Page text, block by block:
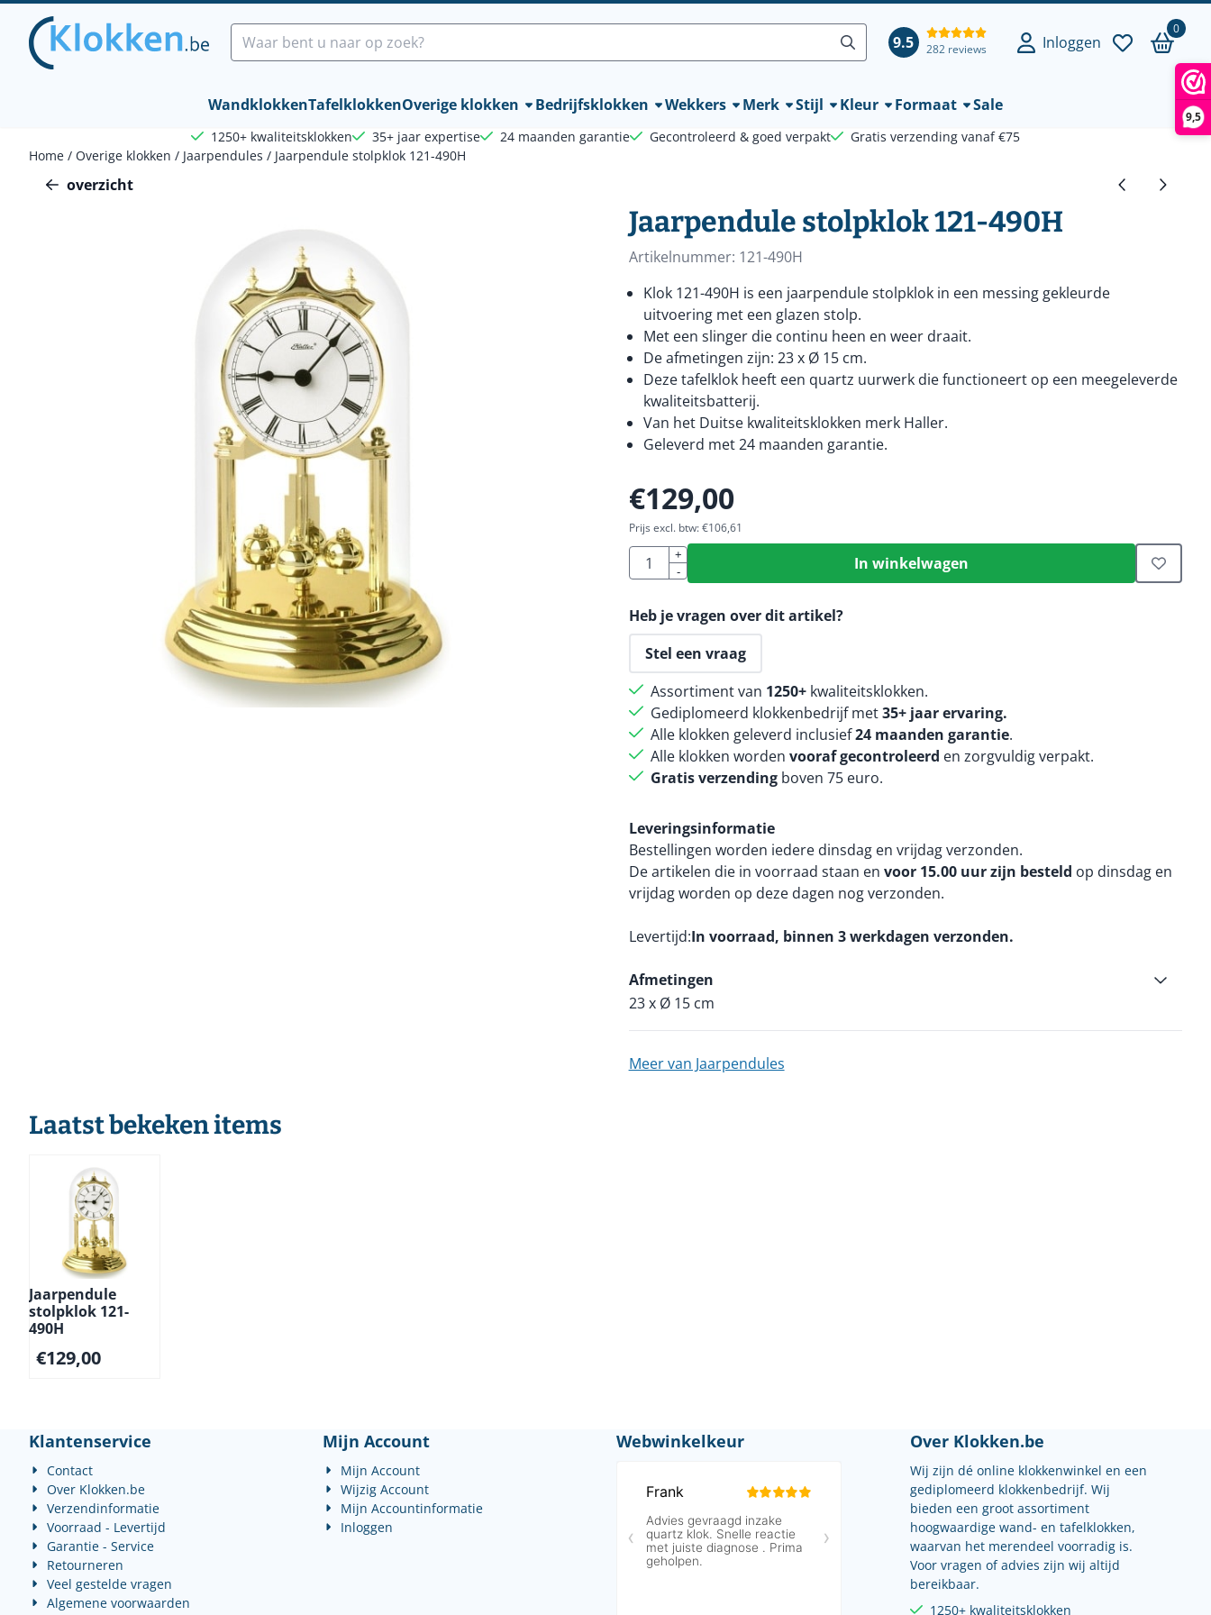
9,5
Cookievoorkeuren zijn beschikbaar. Kies instellingen of sta alle cookies toe.
Zoeken
9.5 282 reviews Inloggen
0
WandklokkenTafelklokkenOverige klokken Bedrijfsklokken Wekkers Merk Stijl Kleur Formaat Sale
1250+ kwaliteitsklokken 35+ jaar expertise 24 maanden garantie Gecontroleerd & goed verpakt
Gratis verzending vanaf €75
Home / Overige klokken / Jaarpendules / Jaarpendule stolpklok 121-490H
overzicht
Jaarpendule stolpklok 121-490H
Artikelnummer: 121-490H
Klok 121-490H is een jaarpendule stolpklok in een messing gekleurde
uitvoering met een glazen stolp.
Met een slinger die continu heen en weer draait.
De afmetingen zijn: 23 x Ø 15 cm.
Deze tafelklok heeft een quartz uurwerk die functioneert op een meegeleverde
kwaliteitsbatterij.
Van het Duitse kwaliteitsklokken merk Haller.
Geleverd met 24 maanden garantie.
€129,00
Prijs excl. btw: €106,61
Aantal
+
-
In winkelwagen
Heb je vragen over dit artikel?
Stel een vraag
Assortiment van 1250+kwaliteitsklokken.
Gediplomeerd klokkenbedrijf met35+ jaar ervaring.
Alle klokken geleverd inclusief24 maanden garantie.
Alle klokken worden vooraf gecontroleerd en zorgvuldig verpakt.
Gratis verzendingboven 75 euro.
Leveringsinformatie
Bestellingen worden iedere dinsdag en vrijdag verzonden.
De artikelen die in voorraad staan en voor 15.00 uur zijn besteld op dinsdag en
vrijdag worden op deze dagen nog verzonden.
Levertijd In voorraad, binnen 3 werkdagen verzonden.
Afmetingen
23 x Ø 15 cm
Meer van Jaarpendules
Laatst bekeken items
Jaarpendule
stolpklok 121-
490H
€129,00
Klantenservice
Contact
Over Klokken.be
Verzendinformatie
Voorraad - Levertijd
Garantie - Service
Retourneren
Veel gestelde vragen
Algemene voorwaarden
Mijn Account
Mijn Account
Wijzig Account
Mijn Accountinformatie
Inloggen
Webwinkelkeur Over Klokken.be
Wij zijn dé online klokkenwinkel en een
gediplomeerd klokkenbedrijf. Wij
bieden een groot assortiment
hoogwaardige wand- en tafelklokken,
waarvan het merendeel voorradig is.
Voor vragen of advies zijn wij altijd
bereikbaar.
1250+ kwaliteitsklokken